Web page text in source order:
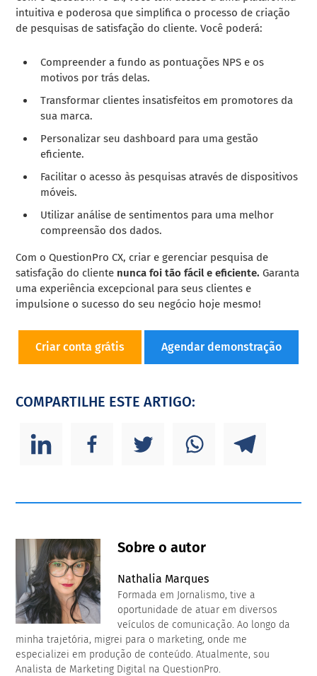
intuitiva e poderosa que simplifica o processo de criação
de pesquisas de satisfação do cliente. Você poderá:
Compreender a fundo as pontuações NPS e os
motivos por trás delas.
Transformar clientes insatisfeitos em promotores da
sua marca.
Personalizar seu dashboard para uma gestão
eficiente.
Facilitar o acesso às pesquisas através de dispositivos
móveis.
Utilizar análise de sentimentos para uma melhor
compreensão dos dados.
Com o QuestionPro CX, criar e gerenciar pesquisa de
satisfação do cliente nunca foi tão fácil e eficiente.Garanta
uma experiência excepcional para seus clientes e
impulsione o sucesso do seu negócio hoje mesmo!
Criar conta grátis Agendar demonstração
COMPARTILHE ESTE ARTIGO:
Sobre o autor
Nathalia Marques
Formada em Jornalismo, tive a
oportunidade de atuar em diversos
veículos de comunicação. Ao longo da
minha trajetória, migrei para o marketing, onde me
especializei em produção de conteúdo. Atualmente, sou
Analista de Marketing Digital na QuestionPro.